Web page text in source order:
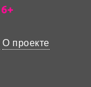
О проекте